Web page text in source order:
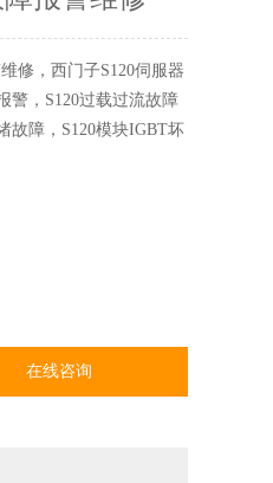
修，西门子S120伺服器
警，S120过载过流故障
故障，S120模块IGBT坏
在线咨询